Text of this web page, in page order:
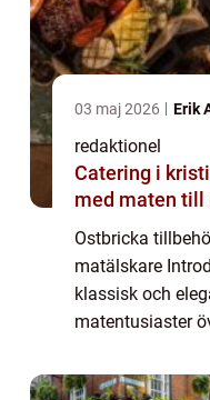
03 maj 2026 Erik
redaktionel
Catering i
med maten till
Ostbricka
matälskare
klassisk och
matentusiaster
mer än bara